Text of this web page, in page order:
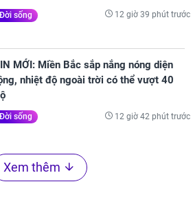
Đời sống 12 giờ 39 phút trước
MỚI: Miền Bắc sắp nắng nóng diện
nhiệt độ ngoài trời có thể vượt 40
Đời sống 12 giờ 42 phút trước
Xem thêm